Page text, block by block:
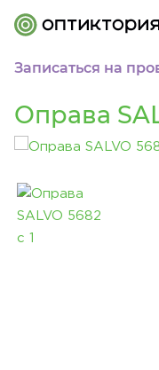
Записаться на
Оправа